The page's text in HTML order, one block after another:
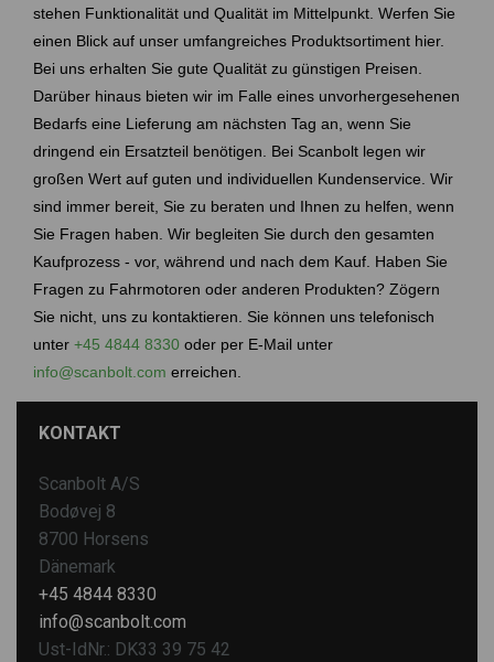
stehen Funktionalität und Qualität im Mittelpunkt. Werfen Sie
einen Blick auf unser umfangreiches Produktsortiment hier.
Bei uns erhalten Sie gute Qualität zu günstigen Preisen.
Darüber hinaus bieten wir im Falle eines unvorhergesehenen
Bedarfs eine Lieferung am nächsten Tag an, wenn Sie
dringend ein Ersatzteil benötigen. Bei Scanbolt legen wir
großen Wert auf guten und individuellen Kundenservice. Wir
sind immer bereit, Sie zu beraten und Ihnen zu helfen, wenn
Sie Fragen haben. Wir begleiten Sie durch den gesamten
Kaufprozess - vor, während und nach dem Kauf. Haben Sie
Fragen zu Fahrmotoren oder anderen Produkten? Zögern
Sie nicht, uns zu kontaktieren. Sie können uns telefonisch
unter +45 4844 8330 oder per E-Mail unter
info@scanbolt.com erreichen.
KONTAKT
Scanbolt A/S
Bodøvej 8
8700 Horsens
Dänemark
+45 4844 8330
info@scanbolt.com
Ust-IdNr.: DK33 39 75 42